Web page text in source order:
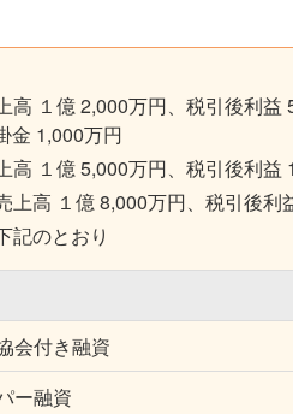
高 １億 2,000万円、税引後利益
金 1,000万円
高 １億 5,000万円、税引後利益
上高 １億 8,000万円、税引後利
記のとおり
会付き融資
ー融資